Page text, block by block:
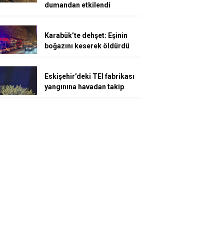
dumandan etkilendi
Karabük’te dehşet: Eşinin
boğazını keserek öldürdü
Eskişehir’deki TEI fabrikası
yangınına havadan takip